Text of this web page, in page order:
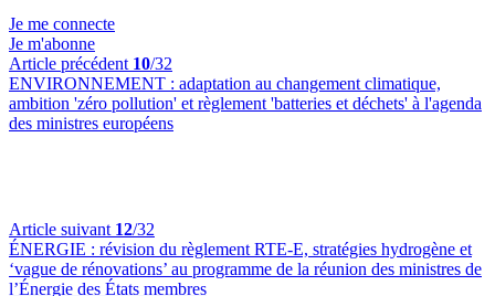
Je me connecte
Je m'abonne
Article précédent 10/32
ENVIRONNEMENT : adaptation au changement climatique,
ambition 'zéro pollution' et règlement 'batteries et déchets' à l'agenda
des ministres européens
Article suivant 12/32
ÉNERGIE : révision du règlement RTE-E, stratégies hydrogène et
‘vague de rénovations’ au programme de la réunion des ministres de
l’Énergie des États membres